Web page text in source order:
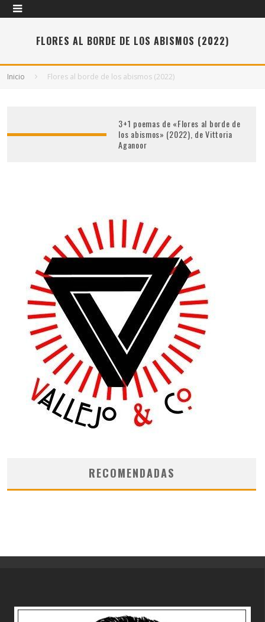
FLORES AL BORDE DE LOS ABISMOS (2022)
Inicio Flores al borde de los abismos (2022)
3+1 poemas de «Flores al borde de
los abismos» (2022), de Vittoria
Aganoor
RECOMENDADAS